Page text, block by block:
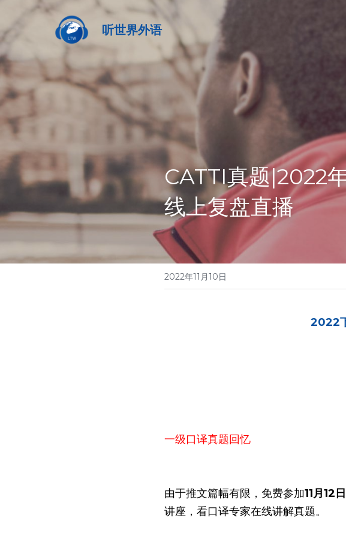
听世界外语
CATTI真题|2022
线上复盘直播
2022年11月10日
2022
一级口译真题回忆
由于推文篇幅有限，免费参加11月12
讲座，看口译专家在线讲解真题。